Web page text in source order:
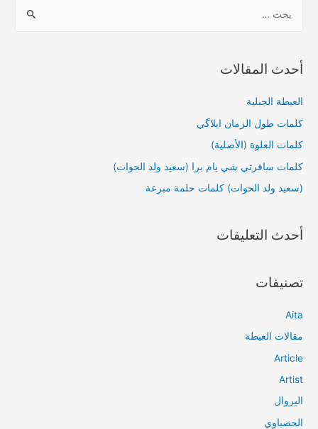
أحدث المقالات
العيطة الجبلية
كلمات طول الزمان ايلاگي
كلمات العلوة (الأصلية)
كلمات سافرتي شي يام برا (سعيد ولد الحوات)
(سعيد ولد الحوات) كلمات حلمة مبرعة
أحدث التعليقات
تصنيفات
Aita
مقالات العيطة
Article
Artist
البروال
الحصباوي